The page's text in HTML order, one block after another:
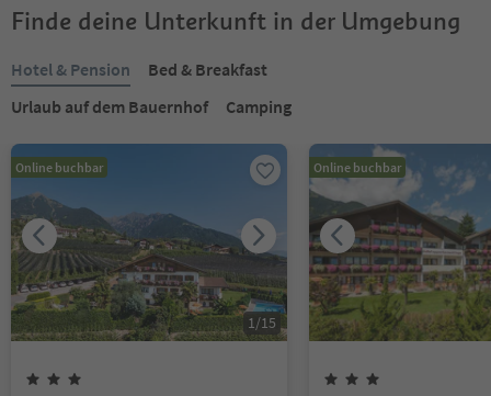
Finde deine Unterkunft in der Umgebung
Hotel & Pension
Bed & Breakfast
Urlaub auf dem Bauernhof
Camping
Online buchbar
1/15
Online buchbar